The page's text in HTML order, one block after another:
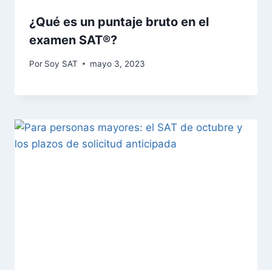
¿Qué es un puntaje bruto en el
examen SAT®?
Por Soy SAT mayo 3, 2023